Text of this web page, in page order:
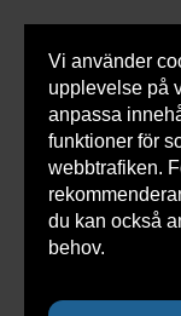
Vi använder
upplevelse på
anpassa
funktioner för
webbtrafiken.
du kan också
behov.
Du
här:
Armatec >
Smutsfilter
>
smutsfilter AT